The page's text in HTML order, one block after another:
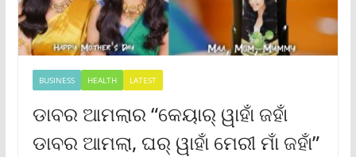
BUSINESS HEALTH LATEST
ଡାବର ଆମଲାର “କେୟାର୍ ୱାହାଁ ଜହାଁ
ଡାବର ଆମଲା, ଘର୍ ୱାହାଁ ମେରୀ ମାଁ ଜହାଁ”